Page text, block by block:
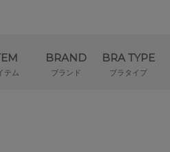
テム
BRAND
ブランド
BRA TYPE
ブラタイプ